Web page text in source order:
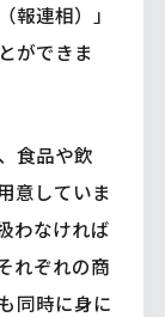
報連相）」
ができま
食品や飲
意していま
わなければ
れぞれの商
同時に身に